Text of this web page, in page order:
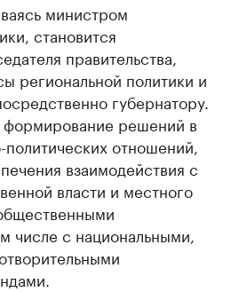
министром
становится
правительства,
региональной политики и
губернатору.
формирование решений в
отношений,
взаимодействия с
власти и местного
числе с национальными,